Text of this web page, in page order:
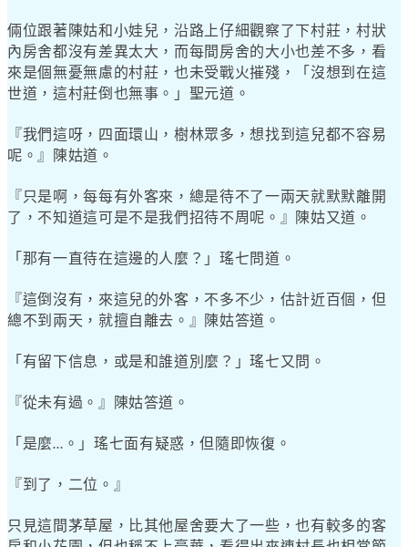
倆位跟著陳姑和小娃兒，沿路上仔細觀察了下村莊，村狀
內房舍都沒有差異太大，而每間房舍的大小也差不多，看
來是個無憂無慮的村莊，也未受戰火摧殘，「沒想到在這
世道，這村莊倒也無事。」聖元道。
『我們這呀，四面環山，樹林眾多，想找到這兒都不容易
呢。』陳姑道。
『只是啊，每每有外客來，總是待不了一兩天就默默離開
了，不知道這可是不是我們招待不周呢。』陳姑又道。
「那有一直待在這邊的人麼？」瑤七問道。
『這倒沒有，來這兒的外客，不多不少，估計近百個，但
總不到兩天，就擅自離去。』陳姑答道。
「有留下信息，或是和誰道別麼？」瑤七又問。
『從未有過。』陳姑答道。
「是麼… 。」瑤七面有疑惑，但隨即恢復。
『到了，二位。』
只見這間茅草屋，比其他屋舍要大了一些，也有較多的客